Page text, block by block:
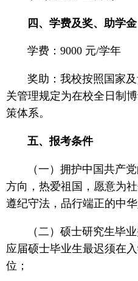
四、学费及奖、助学金
学费：9000 元/学年
奖助：我校按照国家
关管理规定为在校全日制
策体系。
五、报考条件
（一）拥护中国共产
方向，热爱祖国，愿意为
遵纪守法，品行端正的中
（二）硕士研究生毕
应届硕士毕业生最迟须在
位；